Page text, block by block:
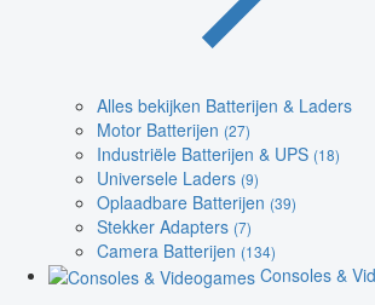
Alles bekijken Batterijen & Laders
Motor Batterijen (27)
Industriële Batterijen & UPS (18)
Universele Laders (9)
Oplaadbare Batterijen (39)
Stekker Adapters (7)
Camera Batterijen (134)
Consoles &